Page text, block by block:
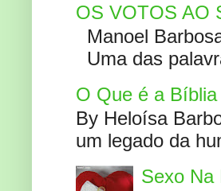
OS VOTOS AO
Manoel
Uma das
O Que é a Bíblia
By Heloísa
um legado da
Sexo Na